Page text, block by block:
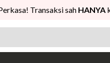
Transaksi sah HANYA